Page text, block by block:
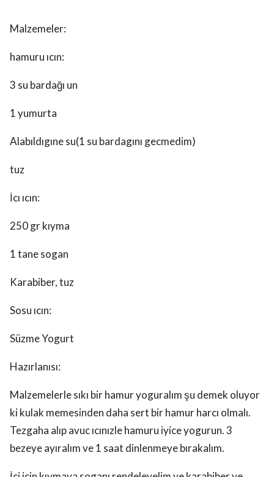
Malzemeler:
hamuru ıcın:
3 su bardağı un
1 yumurta
Alabıldıgıne su(1 su bardagını gecmedim)
tuz
İcı ıcın:
250 gr kıyma
1 tane sogan
Karabiber, tuz
Sosu ıcın:
Süzme Yogurt
Hazırlanısı:
Malzemelerle sıkı bir hamur yoguralım şu demek oluyor
ki kulak memesinden daha sert bir hamur harcı olmalı.
Tezgaha alıp avuc ıcınızle hamuru iyice yogurun. 3
bezeye ayıralım ve 1 saat dinlenmeye bırakalım.